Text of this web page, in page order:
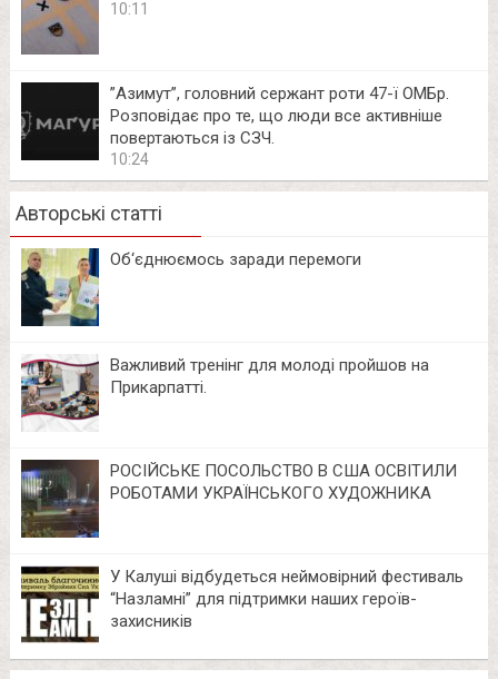
10:11
⁨”Азимут”, головний сержант роти 47-ї ОМБр.
Розповідає про те, що люди все активніше
повертаються із СЗЧ.
10:24
Авторські статті
Об‘єднюємось заради перемоги
Важливий тренінг для молоді пройшов на
Прикарпатті.
РОСІЙСЬКЕ ПОСОЛЬСТВО В США ОСВІТИЛИ
РОБОТАМИ УКРАЇНСЬКОГО ХУДОЖНИКА
У Калуші відбудеться неймовірний фестиваль
“Назламні” для підтримки наших героїв-
захисників